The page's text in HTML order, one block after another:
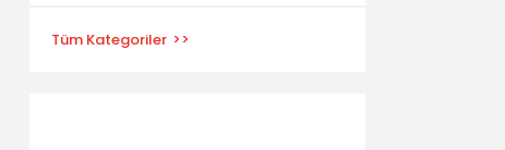
Tüm Kategoriler